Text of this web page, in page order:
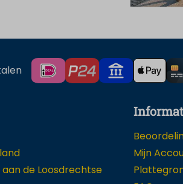
de Loosdrechtse
Mijn